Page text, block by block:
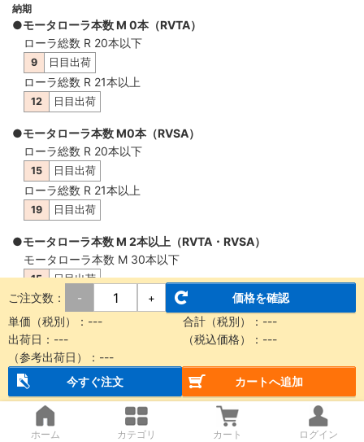
納期
●モータローラ本数 M 0本（RVTA）
ローラ総数 R 20本以下
9 日目出荷
ローラ総数 R 21本以上
12 日目出荷
●モータローラ本数 M0本（RVSA）
ローラ総数 R 20本以下
15 日目出荷
ローラ総数 R 21本以上
19 日目出荷
●モータローラ本数 M 2本以上（RVTA・RVSA）
モータローラ本数 M 30本以下
15 日目出荷
モータローラ本数 M 31本以上
19 日目出荷
概要・仕様
【納品に関する注意事項】
ご注文数： - +
価格を確認
単価（税別）： --- 合計（税別）： ---
出荷日： --- （税込価格）： ---
（参考出荷日）： ---
今すぐ注文
カートへ追加
ホーム カテゴリ カート ログイン